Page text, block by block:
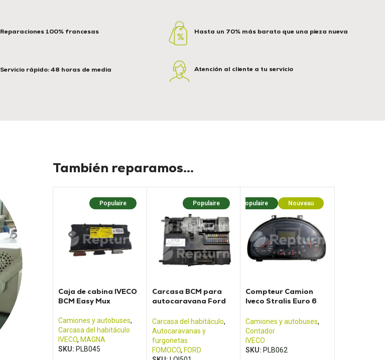
Reparaciones 100% francesas
Servicio rápido: 48 horas de media
Hasta un 70% más barato que una pieza nueva
Atención al cliente a tu servicio
También reparamos...
Populaire
Caja de cabina IVECO
BCM Easy Mux
Camiones y autobuses,
Carcasa del habitáculo
IVECO, MAGNA
SKU: PLB045
Populaire
Carcasa BCM para
autocaravana Ford
Carcasa del habitáculo,
Autocaravanas y
furgonetas
FOMOCO, FORD
Populaire Nouveau
Compteur Camion
Iveco Stralis Euro 6
Camiones y autobuses,
Contador
IVECO
SKU: PLB062